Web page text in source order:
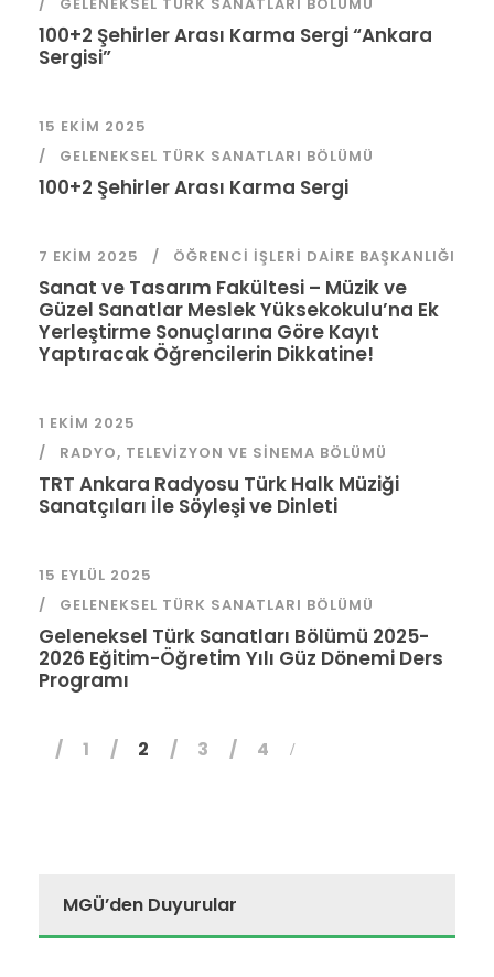
100+2 Şehirler Arası Karma Sergi “Ankara
Sergisi”
15 EKIM 2025
GELENEKSEL TÜRK SANATLARI BÖLÜMÜ
100+2 Şehirler Arası Karma Sergi
7 EKIM 2025 ÖĞRENCI İŞLERI DAIRE BAŞKANLIĞI
Sanat ve Tasarım Fakültesi – Müzik ve
Güzel Sanatlar Meslek Yüksekokulu’na Ek
Yerleştirme Sonuçlarına Göre Kayıt
Yaptıracak Öğrencilerin Dikkatine!
1 EKIM 2025
RADYO, TELEVIZYON VE SINEMA BÖLÜMÜ
TRT Ankara Radyosu Türk Halk Müziği
Sanatçıları İle Söyleşi ve Dinleti
15 EYLÜL 2025
GELENEKSEL TÜRK SANATLARI BÖLÜMÜ
Geleneksel Türk Sanatları Bölümü 2025-
2026 Eğitim-Öğretim Yılı Güz Dönemi Ders
Programı
1 2 3 4
MGÜ’den Duyurular